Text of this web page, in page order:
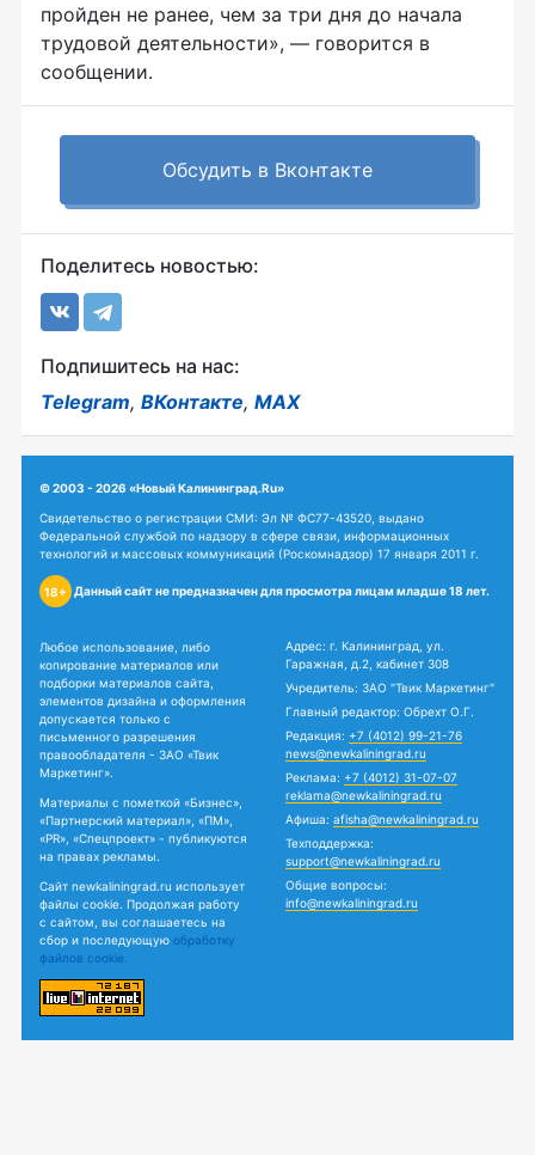
пройден не ранее, чем за три дня до начала
трудовой деятельности», — говорится в
сообщении.
Обсудить в Вконтакте
Поделитесь новостью:
Подпишитесь на нас:
Telegram, ВКонтакте, MAX
© 2003 - 2026 «Новый Калининград.Ru»
Свидетельство о регистрации СМИ: Эл № ФС77-43520, выдано
Федеральной службой по надзору в сфере связи, информационных
технологий и массовых коммуникаций (Роскомнадзор) 17 января 2011 г.
18+ Данный сайт не предназначен для просмотра лицам младше 18 лет.
Любое использование, либо
копирование материалов или
подборки материалов сайта,
элементов дизайна и оформления
допускается только с
письменного разрешения
правообладателя - ЗАО «Твик
Маркетинг».
Материалы с пометкой «Бизнес»,
«Партнерский материал», «ПМ»,
«PR», «Спецпроект» - публикуются
на правах рекламы.
Сайт newkaliningrad.ru использует
файлы cookie. Продолжая работу
с сайтом, вы соглашаетесь на
сбор и последующую обработку
файлов cookie.
Адрес: г. Калининград, ул.
Гаражная, д.2, кабинет 308
Учредитель: ЗАО "Твик Маркетинг"
Главный редактор: Обрехт О.Г.
Редакция: +7 (4012) 99-21-76
news@newkaliningrad.ru
Реклама: +7 (4012) 31-07-07
reklama@newkaliningrad.ru
Афиша: afisha@newkaliningrad.ru
Техподдержка:
support@newkaliningrad.ru
Общие вопросы:
info@newkaliningrad.ru